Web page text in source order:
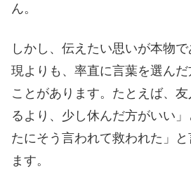
ん。
しかし、伝えたい思いが本物
現よりも、率直に言葉を選んだ
ことがあります。たとえば、
るより、少し休んだ方がいい
たにそう言われて救われた」
ます。